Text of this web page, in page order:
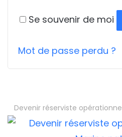
Se souvenir de moi
Mot de passe perdu ?
Devenir réserviste